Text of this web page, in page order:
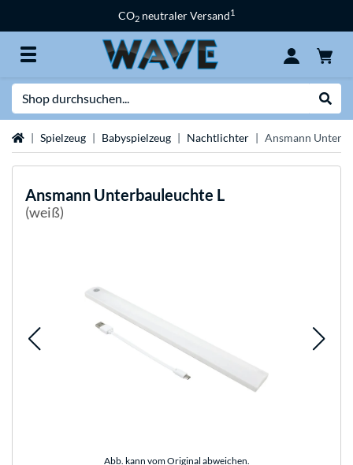
CO2 neutraler Versand1
StartseiteSpielzeug Babyspielzeug Nachtlichter Ansmann
Ansmann Unterbauleuchte L
(weiß)
Abb. kann vom Original abweichen.